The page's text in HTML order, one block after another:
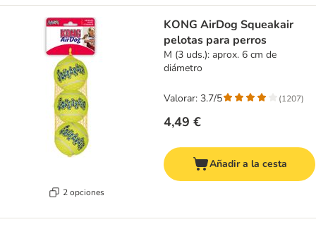
2 opciones
KONG AirDog Squeakair
pelotas para perros
M (3 uds.): aprox. 6 cm de
diámetro
4,49 €
Valorar: 3.7/5 (1207)
Añadir a la cesta